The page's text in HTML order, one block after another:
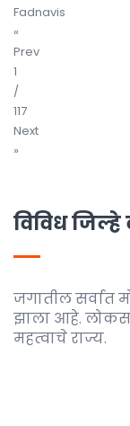
Fadnavis
«
Prev
1
/
117
Next
»
विविध
जगातील सर्वात
झाला आहे.
महत्वाचे राज्य.